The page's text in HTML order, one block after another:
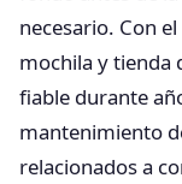
necesario. Con
mochila y tienda
fiable durante
mantenimiento
relacionados a